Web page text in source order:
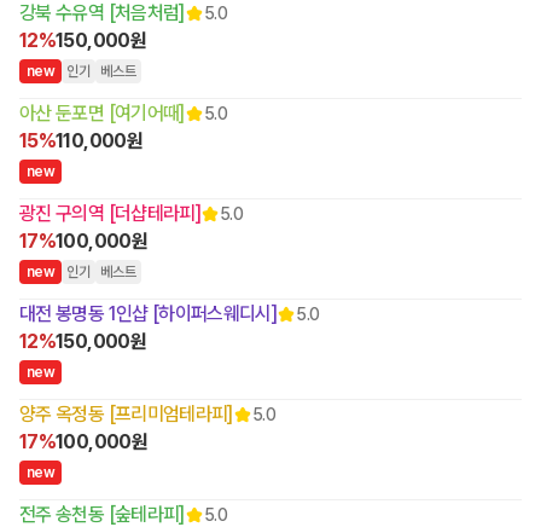
강북 수유역 [처음처럼] 5.0
12%150,000원
new 인기 베스트
아산 둔포면 [여기어때] 5.0
15%110,000원
new
광진 구의역 [더샵테라피] 5.0
17%100,000원
new 인기 베스트
대전 봉명동 1인샵 [하이퍼스웨디시] 5.0
12%150,000원
new
양주 옥정동 [프리미엄테라피] 5.0
17%100,000원
new
전주 송천동 [숲테라피] 5.0